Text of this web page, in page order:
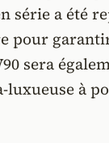
série a été
pour
sera
à